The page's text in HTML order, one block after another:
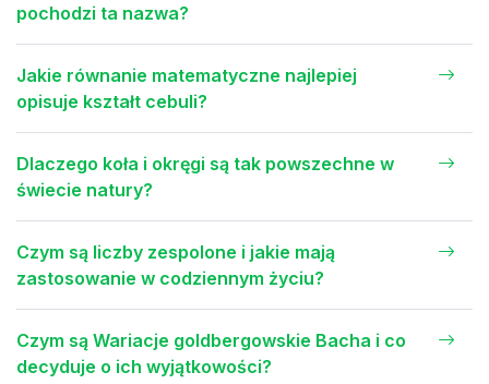
pochodzi ta nazwa?
Jakie równanie matematyczne najlepiej
opisuje kształt cebuli?
Dlaczego koła i okręgi są tak powszechne w
świecie natury?
Czym są liczby zespolone i jakie mają
zastosowanie w codziennym życiu?
Czym są Wariacje goldbergowskie Bacha i co
decyduje o ich wyjątkowości?